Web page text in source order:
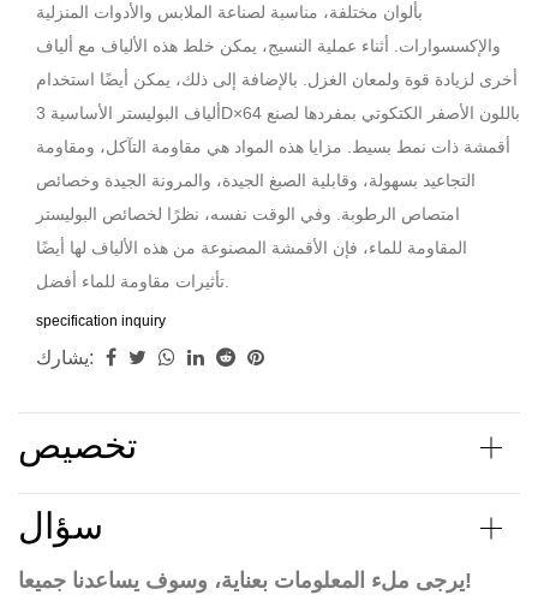
بألوان مختلفة، مناسبة لصناعة الملابس والأدوات المنزلية
والإكسسوارات. أثناء عملية النسيج، يمكن خلط هذه الألياف مع ألياف
أخرى لزيادة قوة ولمعان الغزل. بالإضافة إلى ذلك، يمكن أيضًا استخدام
ألياف البوليستر الأساسية 3D×64 باللون الأصفر الكتكوتي بمفردها لصنع
أقمشة ذات نمط بسيط. مزايا هذه المواد هي مقاومة التآكل، ومقاومة
التجاعيد بسهولة، وقابلية الصبغ الجيدة، والمرونة الجيدة وخصائص
امتصاص الرطوبة. وفي الوقت نفسه، نظرًا لخصائص البوليستر
المقاومة للماء، فإن الأقمشة المصنوعة من هذه الألياف لها أيضًا
تأثيرات مقاومة للماء أفضل.
specification inquiry
يشارك:
تخصيص
سؤال
يرجى ملء المعلومات بعناية، وسوف يساعدنا جميعا!